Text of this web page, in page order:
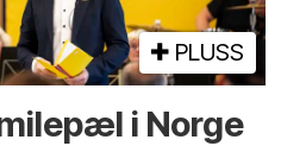
PLUSS
i Norge